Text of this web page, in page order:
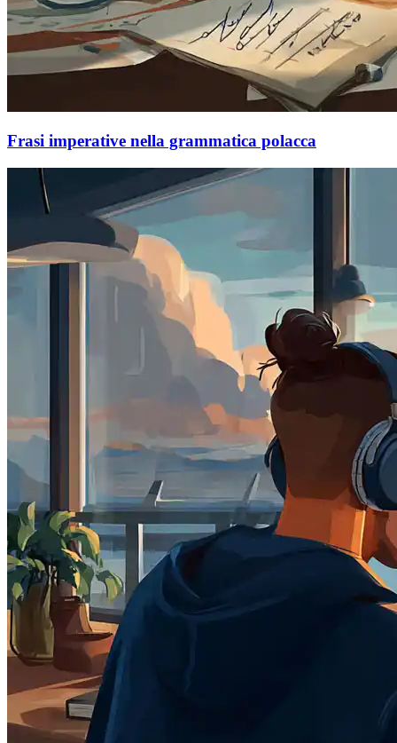
Frasi imperative nella grammatica polacca